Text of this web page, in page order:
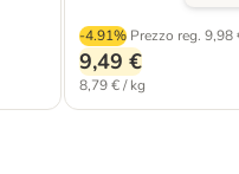
-4.91% Prezzo reg. 9,98
9,49 €
8,79 € / kg